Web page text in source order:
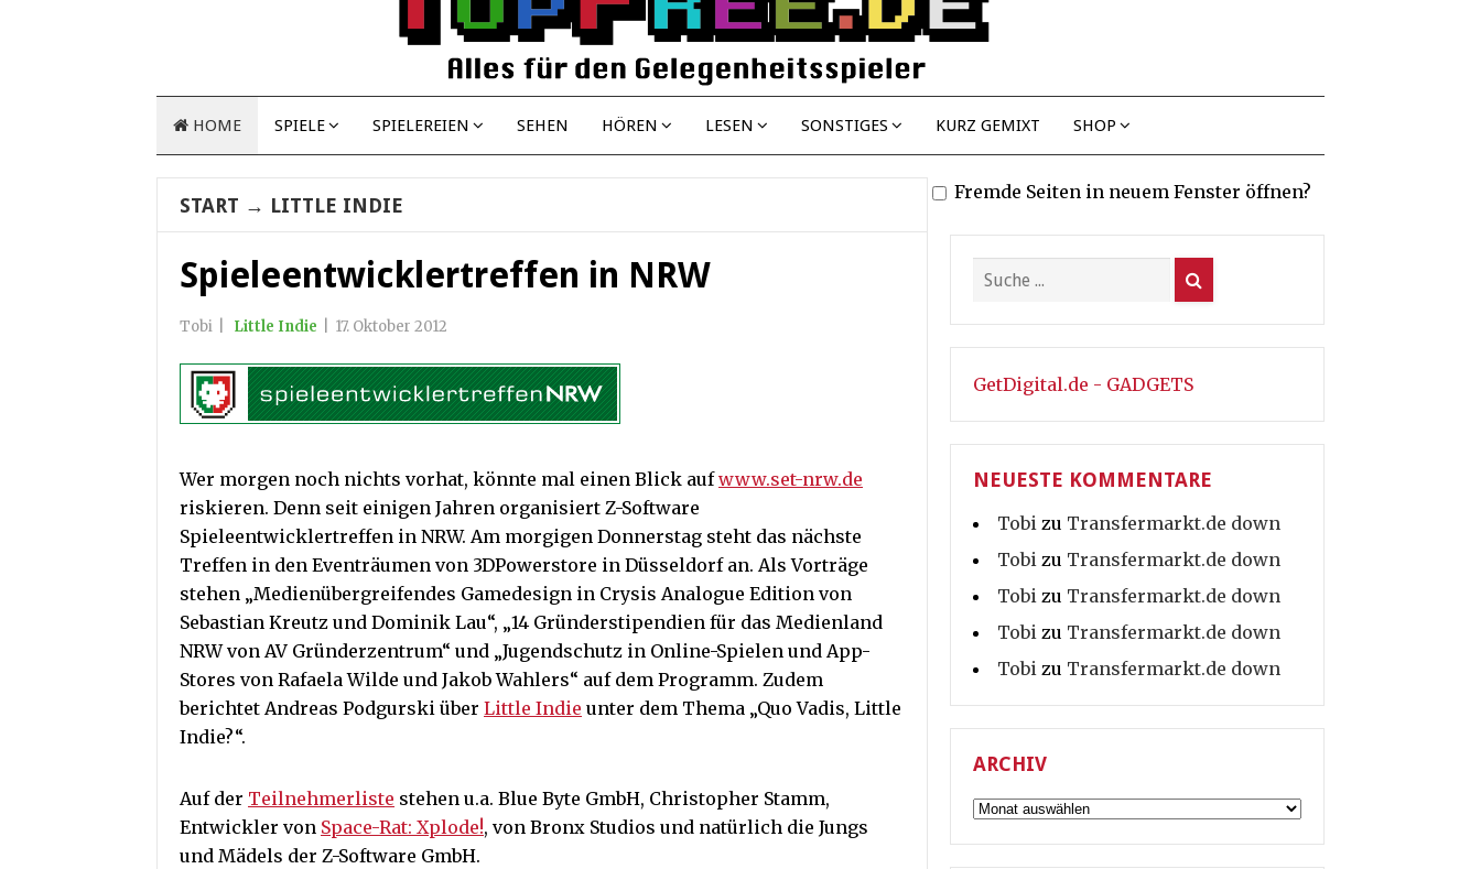
HOME SPIELE SPIELEREIEN SEHEN HÖREN LESEN SONSTIGES KURZ GEMIXT SHOP
START → LITTLE INDIE
Spieleentwicklertreffen in NRW
Tobi Little Indie 17. Oktober 2012
Wer morgen noch nichts vorhat, könnte mal einen Blick aufwww.set-nrw.de
riskieren. Denn seit einigen Jahren organisiert Z-Software
Spieleentwicklertreffen in NRW. Am morgigen Donnerstag steht das nächste
Treffen in den Eventräumen von 3DPowerstore in Düsseldorf an. Als Vorträge
stehen „Medienübergreifendes Gamedesign in Crysis Analogue Edition von
Sebastian Kreutz und Dominik Lau“, „14 Gründerstipendien für das Medienland
NRW von AV Gründerzentrum“ und „Jugendschutz in Online-Spielen und App-
Stores von Rafaela Wilde und Jakob Wahlers“ auf dem Programm. Zudem
berichtet Andreas Podgurski über Little Indie unter dem Thema „Quo Vadis, Little
Indie?“.
Auf der Teilnehmerliste stehen u.a. Blue Byte GmbH, Christopher Stamm,
Entwickler von Space-Rat: Xplode!, von Bronx Studios und natürlich die Jungs
und Mädels der Z-Software GmbH.
Fremde Seiten in neuem Fenster öffnen?
GetDigital.de - GADGETS
NEUESTE KOMMENTARE
Tobi zu Transfermarkt.de down
Tobi zu Transfermarkt.de down
Tobi zu Transfermarkt.de down
Tobi zu Transfermarkt.de down
Tobi zu Transfermarkt.de down
ARCHIV
Archiv